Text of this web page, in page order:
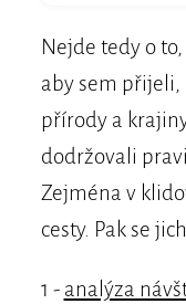
Nejde tedy o
aby sem přijeli,
přírody a
dodržovali
Zejména v
cesty. Pak se
1 - analýza